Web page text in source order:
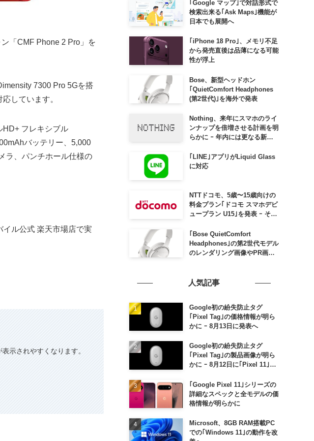
「CMF Phone 2 Pro」を
7300 Pro 5Gを搭
しています。
HD+ フレキシブル
バッテリー、5,000
ラ、パンチホール仕様の
ル公式 楽天市場店で実
示されやすくなります。
｢Google マップ｣で対話形式で
検索出来る｢Ask Maps｣機能が
日本でも展開へ
｢iPhone 18 Pro｣、メモリ不足
から発売直後は品薄になる可能
性が浮上
Bose、新型ヘッドホン
｢QuietComfort Headphones
(第2世代)｣を海外で発表
Nothing、来年にスマホのライ
ンナップを倍増させる計画を明
らかに ｰ 年内には更なる新製
｢LINE｣アプリがLiquid Glass
に対応
NTTドコモ、5歳〜15歳向けの
料金プラン｢ドコモ スマホデビ
ュープラン U15｣を発表 ｰ その
子割｣も
｢Bose QuietComfort
Headphones｣の第2世代モデル
のレンダリング画像やPR画像
人気記事
Google初の紛失防止タグ
｢Pixel Tag｣の価格情報が明ら
かに ｰ 8月13日に発表へ
Google初の紛失防止タグ
｢Pixel Tag｣の製品画像が明ら
かに ｰ 8月12日に｢Pixel 11｣な
｢Google Pixel 11｣シリーズの
詳細なスペックと全モデルの価
格情報が明らかに
Microsoft、8GB RAM搭載PC
での｢Windows 11｣の動作を改